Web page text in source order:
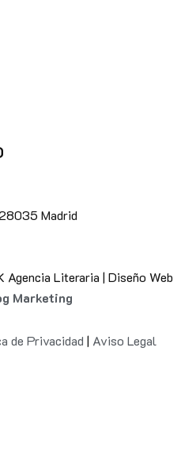
Madrid
Literaria | Diseño Web
Marketing
de Privacidad | Aviso Legal